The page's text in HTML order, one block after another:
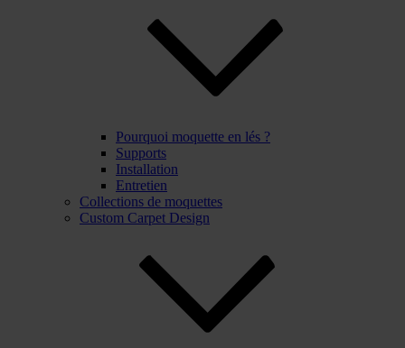
Pourquoi moquette en lés ?
Supports
Installation
Entretien
Collections de moquettes
Custom Carpet Design